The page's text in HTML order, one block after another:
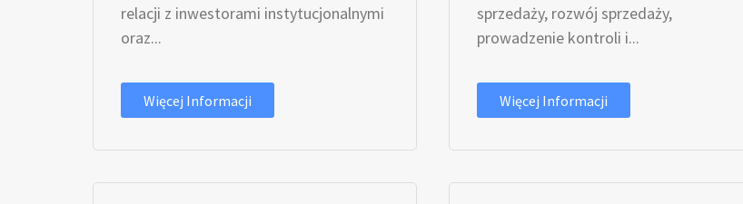
relacji z inwestorami instytucjonalnymi
oraz...
Więcej Informacji
sprzedaży, rozwój sprzedaży,
prowadzenie kontroli i...
Więcej Informacji